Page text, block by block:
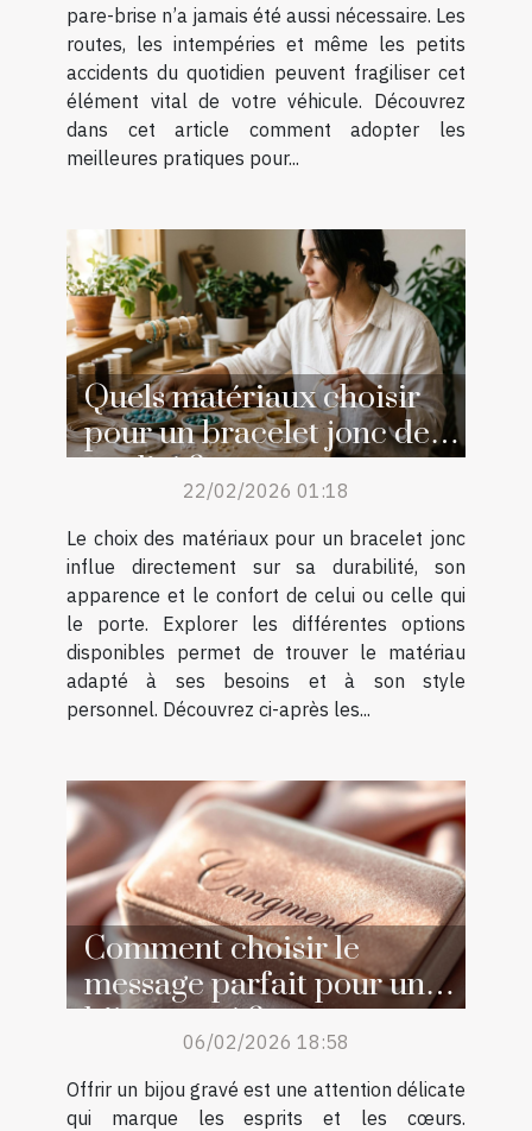
pare-brise n’a jamais été aussi nécessaire. Les
routes, les intempéries et même les petits
accidents du quotidien peuvent fragiliser cet
élément vital de votre véhicule. Découvrez
dans cet article comment adopter les
meilleures pratiques pour...
Quels matériaux choisir
pour un bracelet jonc de
qualité ?
22/02/2026 01:18
Le choix des matériaux pour un bracelet jonc
influe directement sur sa durabilité, son
apparence et le confort de celui ou celle qui
le porte. Explorer les différentes options
disponibles permet de trouver le matériau
adapté à ses besoins et à son style
personnel. Découvrez ci-après les...
Comment choisir le
message parfait pour un
bijou gravé ?
06/02/2026 18:58
Offrir un bijou gravé est une attention délicate
qui marque les esprits et les cœurs.